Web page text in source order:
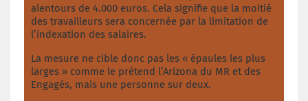
alentours de 4.000 euros. Cela signifie que la moitié
des travailleurs sera concernée par la limitation de
l’indexation des salaires.
La mesure ne cible donc pas les « épaules les plus
larges » comme le prétend l’Arizona du MR et des
Engagés, mais une personne sur deux.